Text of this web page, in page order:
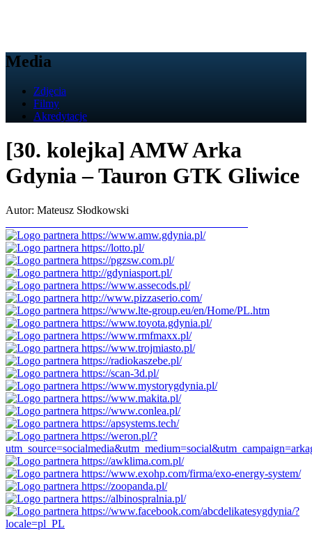
Media
Zdjęcia
Filmy
Akredytacje
[30. kolejka] AMW Arka
Gdynia – Tauron GTK Gliwice
Autor: Mateusz Słodkowski